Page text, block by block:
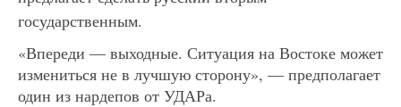
государственным.
«Впереди — выходные. Ситуация на Востоке может
измениться не в лучшую сторону», — предполагает
один из нардепов от УДАРа.